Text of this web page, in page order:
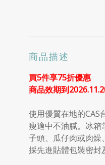
商品描述
買5件享75折優惠
商品效期到
使用優質在地的
瘦適中不油膩。冰
子頭、瓜仔肉或肉燥
採先進貼體包裝密封